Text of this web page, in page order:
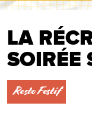
LA
SOIRÉE
Resto Festif